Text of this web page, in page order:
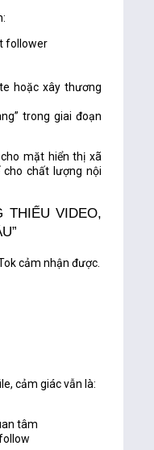
follower
hoặc xây thương
trong giai đoạn
mặt hiển thị xã
cho chất lượng nội
THIẾU VIDEO,
cảm nhận được.
cảm giác vẫn là:
tâm